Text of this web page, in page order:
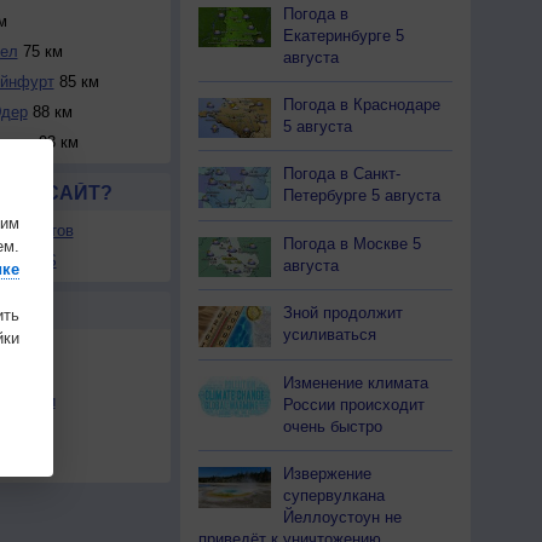
75 км
85 км
88 км
93 км
САЙТ?
сайтов
в RSS
Погода в
Екатеринбурге 5
августа
Погода в Краснодаре
5 августа
Погода в Санкт-
Петербурге 5 августа
Погода в Москве 5
августа
Зной продолжит
усиливаться
Изменение климата
России происходит
очень быстро
Извержение
супервулкана
Йеллоустоун не